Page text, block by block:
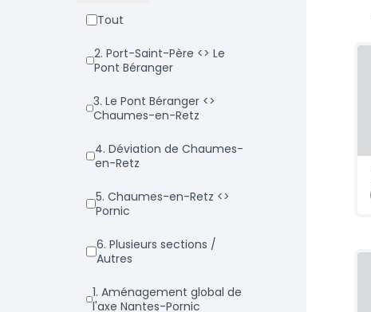
Tout
2. Port-Saint-Père <> Le
Pont Béranger
3. Le Pont Béranger <>
Chaumes-en-Retz
4. Déviation de Chaumes-
en-Retz
5. Chaumes-en-Retz <>
Pornic
6. Plusieurs sections /
Autres
1. Aménagement global de
l'axe Nantes-Pornic